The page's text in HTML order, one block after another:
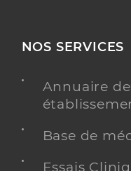
NOS SERVICES
Annuaire
Base de
Essais